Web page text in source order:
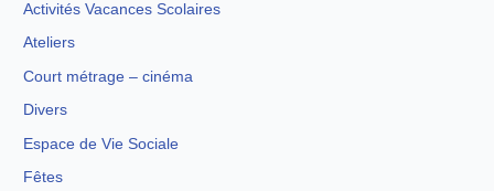
Activités Vacances Scolaires
Ateliers
Court métrage – cinéma
Divers
Espace de Vie Sociale
Fêtes